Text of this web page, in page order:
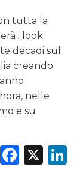
tutta la
i look
decadi sul
creando
nelle
e su
X